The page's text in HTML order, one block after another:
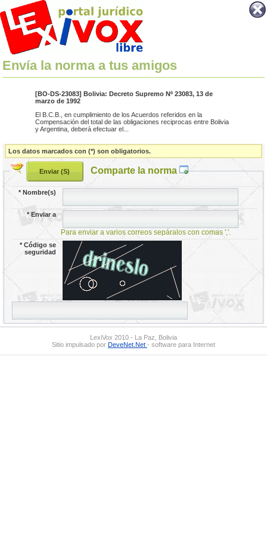
Envía la norma a tus amigos
[BO-DS-23083] Bolivia: Decreto Supremo Nº 23083, 13 de
marzo de 1992
El B.C.B., en cumplimiento de los Acuerdos referidos en la
Compensación del total de las obligaciones reciprocas entre Bolivia
y Argentina, deberá efectuar el...
Los datos marcados con (*) son obligatorios.
Comparte la norma
*Nombre(s)
*Enviar a
Para enviar a varios correos sepáralos con comas ','.
*Código se
seguridad
LexiVox 2010 - La Paz, Bolivia
Sitio impulsado por DeveNet.Net - software para Internet